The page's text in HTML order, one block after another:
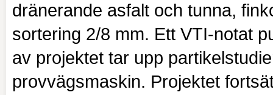
dränerande asfalt och tunna,
sortering 2/8 mm. Ett VTI-notat
av projektet tar upp
provvägsmaskin. Projektet